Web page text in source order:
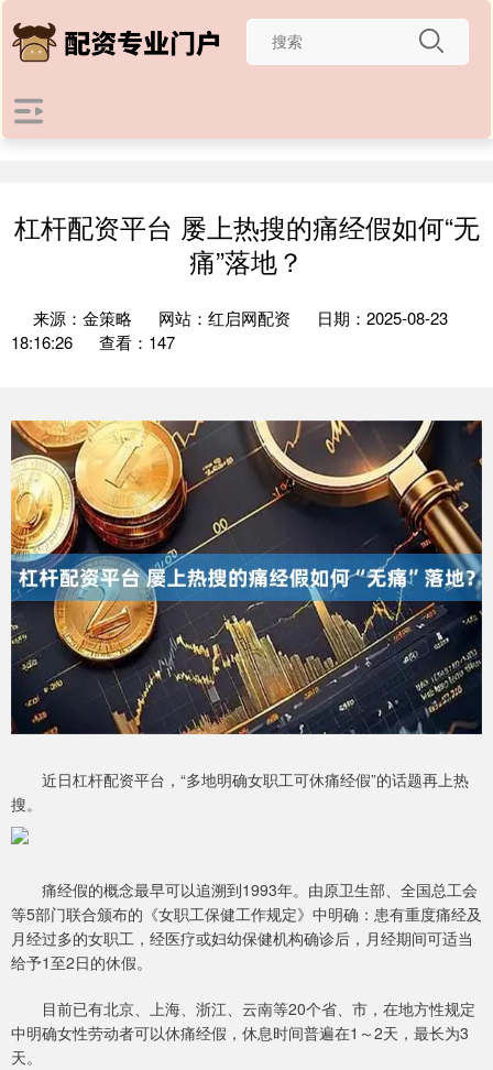
杠杆配资平台 屡上热搜的痛经假如何“无
痛”落地？
来源：金策略 网站：红启网配资
日期：2025-08-23
18:16:26
查看：147
近日杠杆配资平台，“多地明确女职工可休痛经假”的话题再上热
搜。
痛经假的概念最早可以追溯到1993年。由原卫生部、全国总工会
等5部门联合颁布的《女职工保健工作规定》中明确：患有重度痛经及
月经过多的女职工，经医疗或妇幼保健机构确诊后，月经期间可适当
给予1至2日的休假。
目前已有北京、上海、浙江、云南等20个省、市，在地方性规定
中明确女性劳动者可以休痛经假，休息时间普遍在1～2天，最长为3
天。